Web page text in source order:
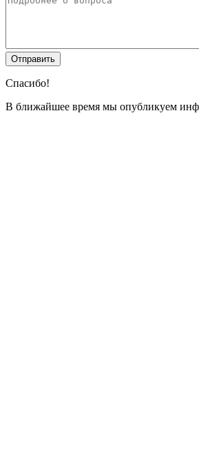
Спасибо!
В ближайшее время мы опубликуем